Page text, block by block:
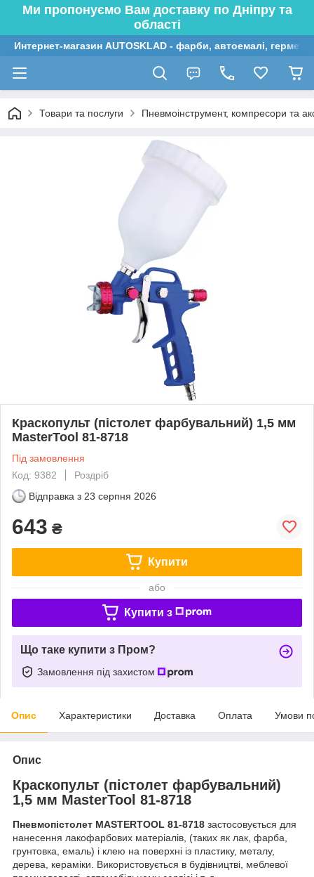
Ми пропонуємо Вам доставку по Дніпру та
області
Интернет-магазин AUTOSKLAD - фарби, автоемалі,
Товари та послуги Пневмоінструмент, компресори та
Краскопульт (пістолет фарбувальний) 1,5 мм
MasterTool 81-8718
Під замовлення
Код: 9382
Роздріб
Відправка з 23 серпня 2026
643 ₴
Купити
або
Купити з
Що таке купити з Пром?
Замовлення під захистом
Опис Характеристики Доставка Оплата Умови
Опис
Краскопульт (пістолет фарбувальний)
1,5 мм MasterTool 81-8718
Пневмопістолет MASTERTOOL 81-8718 застосовується для
нанесення лакофарбових матеріалів, (таких як лак, фарба,
грунтовка, емаль) і клею на поверхні із пластику, металу,
дерева, кераміки. Використовується в будівництві, меблевої